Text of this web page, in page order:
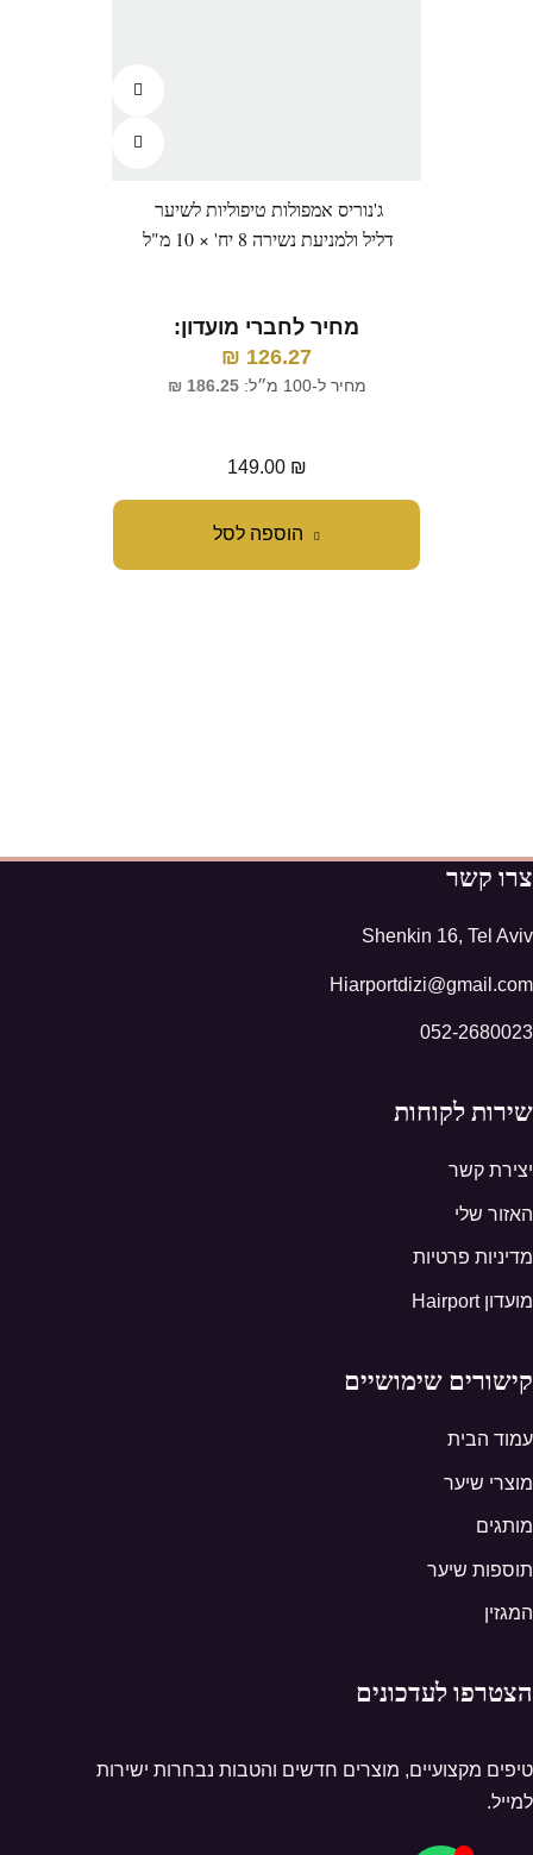
הוספה לסל
ג'נוריס אמפולות טיפוליות לשיער
דליל ולמניעת נשירה 8 יח' × 10 מ"ל
מחיר לחברי מועדון:
126.27
₪
מחיר ל-100 מ״ל: 186.25
₪
149.00 ₪
צרו קשר
Shenkin 16, Tel Aviv
Hiarportdizi@gmail.com
052-2680023
שירות לקוחות
יצירת קשר
האזור שלי
מדיניות פרטיות
מועדון Hairport
קישורים שימושיים
עמוד הבית
מוצרי שיער
מותגים
תוספות שיער
המגזין
הצטרפו לעדכונים
טיפים מקצועיים, מוצרים חדשים והטבות נבחרות ישירות
למייל.